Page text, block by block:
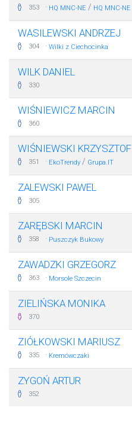
353 · HQ MNC-NE / HQ MNC-NE
WASILEWSKI ANDRZEJ
304 · Wilki z Ciechocinka
WILK DANIEL
330
WIŚNIEWICZ MARCIN
360
WIŚNIEWSKI KRZYSZTOF
351 · EkoTrendy / Grupa.IT
ZALEWSKI PAWEL
305
ZARĘBSKI MARCIN
358 · Puszczyk Bukowy
ZAWADZKI GRZEGORZ
363 · Morsole Szczecin
ZIELIŃSKA MONIKA
370
ZIÓŁKOWSKI MARIUSZ
335 · Kremówczaki
ZYGOŃ ARTUR
352